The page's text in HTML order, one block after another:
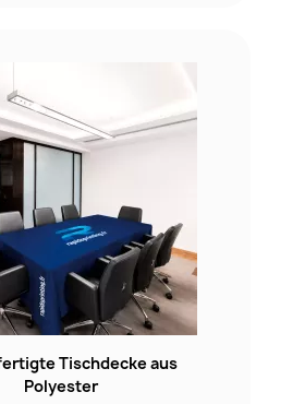
Tischdecke aus
Polyester